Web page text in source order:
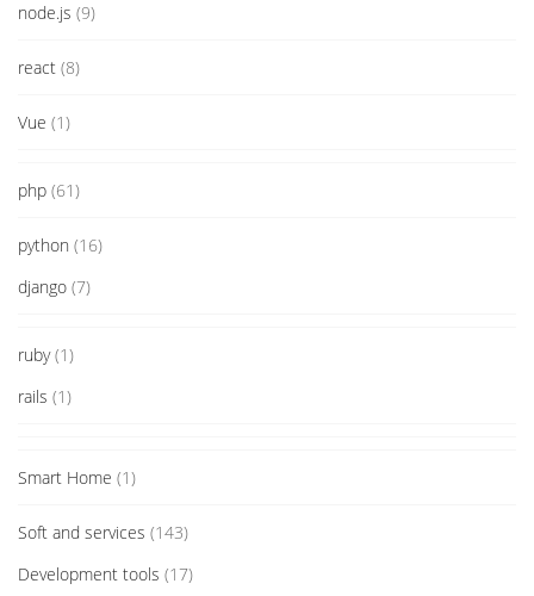
node.js (9)
react (8)
Vue (1)
php (61)
python (16)
django (7)
ruby(1)
rails (1)
Smart Home (1)
Soft and services (143)
Development tools (17)